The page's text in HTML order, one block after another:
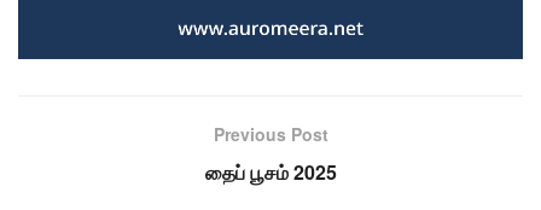
Previous Post
தைப் பூசம் 2025